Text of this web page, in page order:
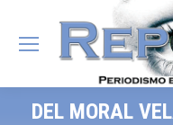
DEL MORAL